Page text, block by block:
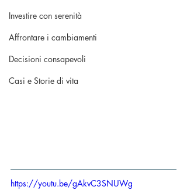
Investire con serenità
Affrontare i cambiamenti
Decisioni consapevoli
Casi e Storie di vita
https://youtu.be/gAkvC3SNUWg